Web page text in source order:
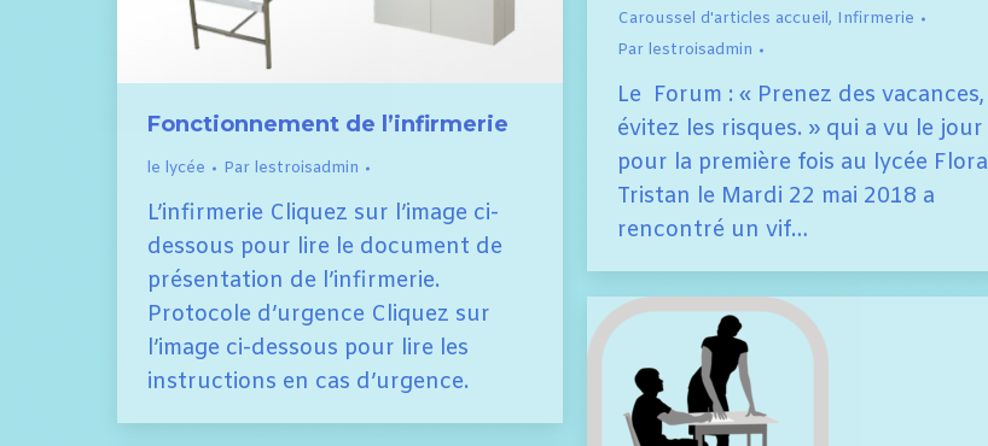
Caroussel d'articles accueil, Infirmerie
Par lestroisadmin
Le Forum : « Prenez des vacances,
évitez les risques. » qui a vu le jour
pour la première fois au lycée Flora
Tristan le Mardi 22 mai 2018 a
rencontré un vif…
Fonctionnement de l’infirmerie
le lycée Par lestroisadmin
L’infirmerie Cliquez sur l’image ci-
dessous pour lire le document de
présentation de l’infirmerie.
Protocole d’urgence Cliquez sur
l’image ci-dessous pour lire les
instructions en cas d’urgence.